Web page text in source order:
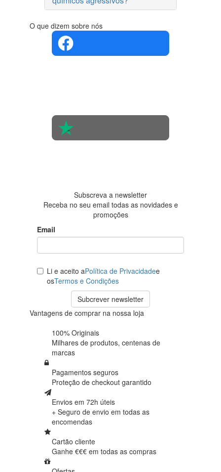
O que dizem sobre nós
Subscreva a newsletter
Receba no seu email todas as novidades e
promoções
Email
Li e aceito aPolítica de Privacidadee
osTermos e Condições
Subcrever newsletter
Vantagens de comprar na nossa loja
100% Originais
Milhares de produtos, centenas de
marcas
Pagamentos seguros
Proteção de checkout garantido
Envios em 72h úteis
+ Seguro de envio em todas as
encomendas
Cartão cliente
Ganhe €€€ em todas as compras